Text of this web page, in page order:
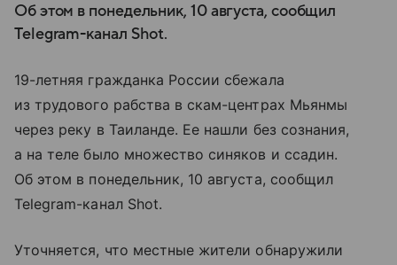
Об этом в понедельник, 10 августа, сообщил
Telegram-канал Shot.
19-летняя гражданка России сбежала
из трудового рабства в скам-центрах Мьянмы
через реку в Таиланде. Ее нашли без сознания,
а на теле было множество синяков и ссадин.
Об этом в понедельник, 10 августа, сообщил
Telegram-канал Shot.
Уточняется, что местные жители обнаружили